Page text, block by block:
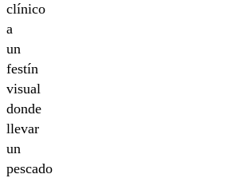
clínico
a
un
festín
visual
donde
llevar
un
pescado